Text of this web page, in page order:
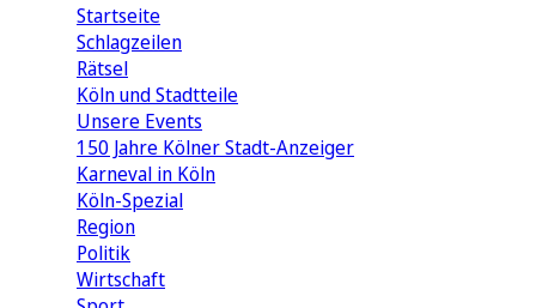
Startseite
Schlagzeilen
Rätsel
Köln und Stadtteile
Unsere Events
150 Jahre Kölner Stadt-Anzeiger
Karneval in Köln
Köln-Spezial
Region
Politik
Wirtschaft